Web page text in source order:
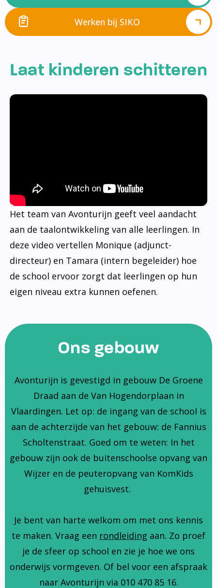
Werken bij SIKO
Laat kinderen schitteren
Het team van Avonturijn geeft veel aandacht
aan de taalontwikkeling van alle leerlingen. In
deze video vertellen Monique (adjunct-
directeur) en Tamara (intern begeleider) hoe
de school ervoor zorgt dat leerlingen op hun
eigen niveau extra kunnen oefenen.
Ons gebouw
Avonturijn is gevestigd in gebouw De Groene
Draad aan de Van Hogendorplaan in
Vlaardingen. Let op: de ingang van de school is
aan de achterzijde van het gebouw: de Fannius
Scholtenstraat. Goed om te weten: In het
gebouw zijn ook de buitenschoolse opvang van
Wijzer en de peuteropvang van KomKids
gehuisvest.
Je bent van harte welkom om met ons kennis
te maken. Vraag een rondleiding aan. Zo proef
je de sfeer op school en zie je hoe we ons
onderwijs vormgeven. Of bel voor een afspraak
naar Avonturijn via 010 470 85 16.